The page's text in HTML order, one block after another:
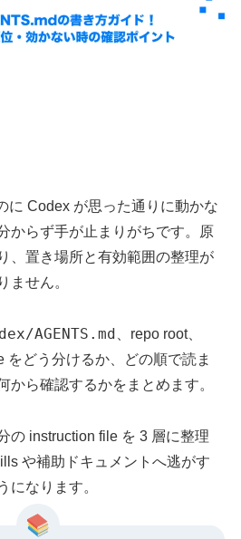
に Codex が思った通りに動かな
からず手が止まりがちです。原
、置き場所と有効範囲の整理が
ません。
AGENTS.md 、repo root、
をどう分けるか、どの順で読ま
から確認するかをまとめます。
の instruction file を 3 層に整理
や補助ドキュメントへ逃がす
になります。